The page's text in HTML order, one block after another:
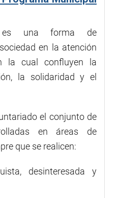
es una forma de
en la atención
la cual confluyen la
la solidaridad y el
el conjunto de
en áreas de
que se realicen:
desinteresada y